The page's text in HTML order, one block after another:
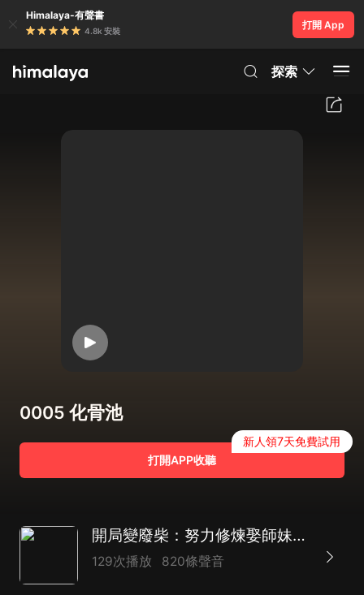
Himalaya-有聲書
4.8k 安裝
打開 App
探索
0005 化骨池
打開APP收聽
新人領7天免費試用
開局變廢柴：努力修煉娶師妹|穿越|多播
129次播放 820條聲音